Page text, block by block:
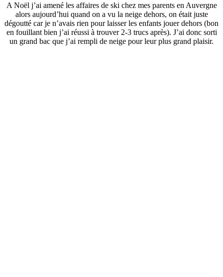
A Noël j’ai amené les affaires de ski chez mes parents en Auvergne
alors aujourd’hui quand on a vu la neige dehors, on était juste
dégoutté car je n’avais rien pour laisser les enfants jouer dehors (bon
en fouillant bien j’ai réussi à trouver 2-3 trucs après). J’ai donc sorti
un grand bac que j’ai rempli de neige pour leur plus grand plaisir.